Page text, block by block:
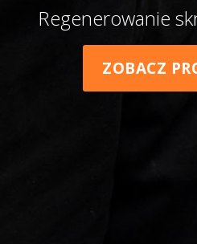
Regenerowanie
ZOBACZ